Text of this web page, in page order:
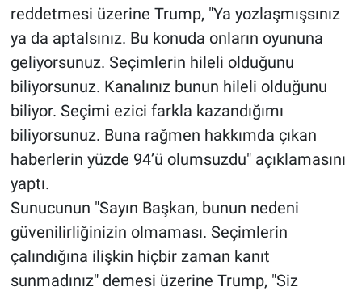
reddetmesi üzerine Trump, "Ya yozlaşmışsınız
ya da aptalsınız. Bu konuda onların oyununa
geliyorsunuz. Seçimlerin hileli olduğunu
biliyorsunuz. Kanalınız bunun hileli olduğunu
biliyor. Seçimi ezici farkla kazandığımı
biliyorsunuz. Buna rağmen hakkımda çıkan
haberlerin yüzde 94’ü olumsuzdu" açıklamasını
yaptı.
Sunucunun "Sayın Başkan, bunun nedeni
güvenilirliğinizin olmaması. Seçimlerin
çalındığına ilişkin hiçbir zaman kanıt
sunmadınız" demesi üzerine Trump, "Siz